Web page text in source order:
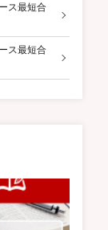
ス最短合
ス最短合